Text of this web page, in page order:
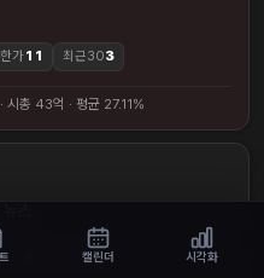
가11 최근303
총 43억 · 평균 27.11%
가 최근304
캘린더 시각화